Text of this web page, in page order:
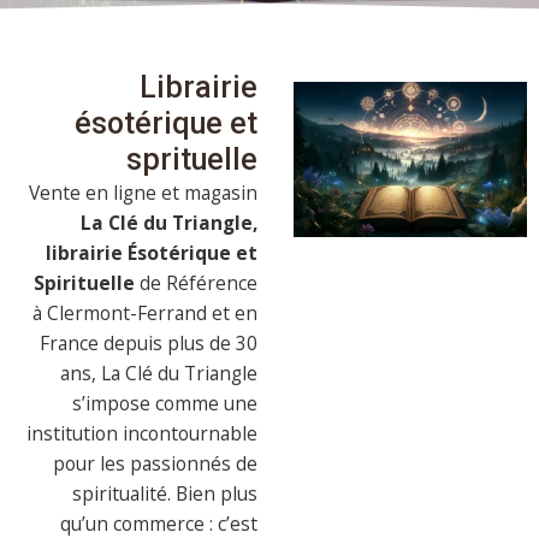
Librairie
ésotérique et
sprituelle
Vente en ligne et magasin
La Clé du Triangle,
librairie Ésotérique et
Spirituelle de Référence
à Clermont-Ferrand et en
France depuis plus de 30
ans, La Clé du Triangle
s’impose comme une
institution incontournable
pour les passionnés de
spiritualité. Bien plus
qu’un commerce : c’est